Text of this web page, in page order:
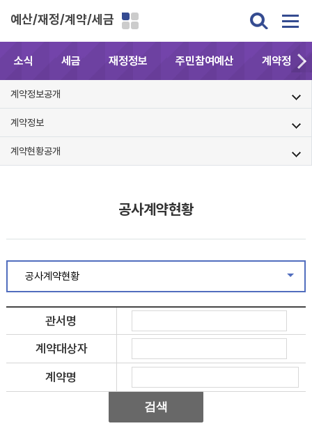
예산/재정/계약/세금
소식 세금 재정정보 주민참여예산 계약정보
계약정보공개
계약정보
계약현황공개
공사계약현황
공사계약현황
관서명
계약대상자
계약명